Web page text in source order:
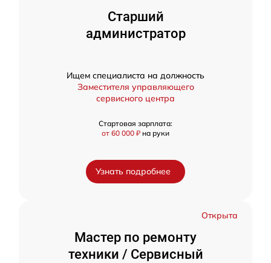
Старший
администратор
Ищем специалиста на должность
Заместителя управляющего
сервисного центра
Стартовая зарплата:
от 60 000 ₽ на руки
Узнать подробнее
Открыта
Мастер по ремонту
техники / Сервисный